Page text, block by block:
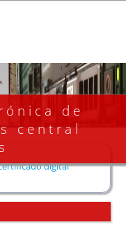
de
central
digital